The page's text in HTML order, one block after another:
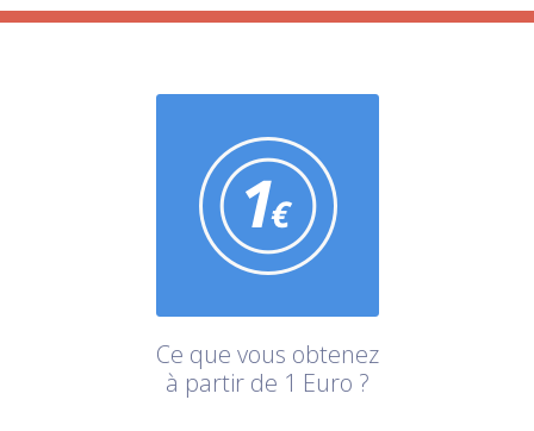
Ce que vous obtenez
à partir de 1 Euro ?